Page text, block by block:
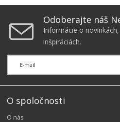
Odoberajte náš
Informácie o
inšpiráciách.
O spoločnosti
O nás